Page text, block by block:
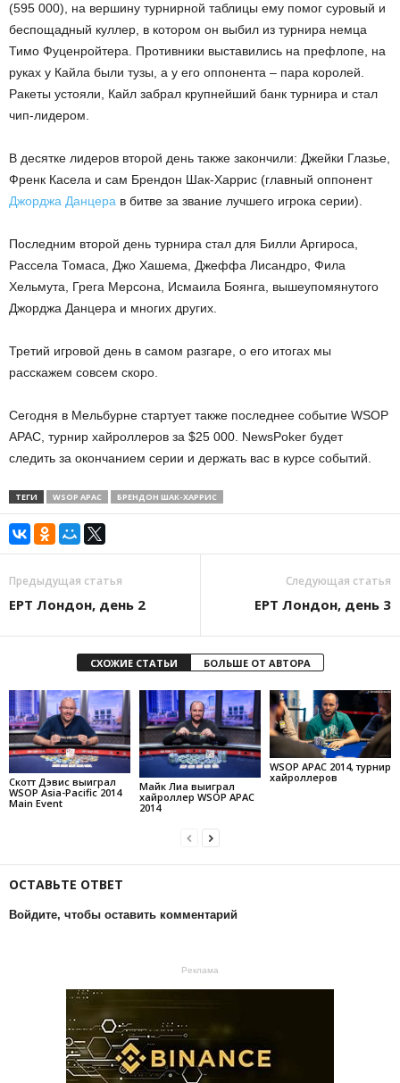
(595 000), на вершину турнирной таблицы ему помог суровый и
беспощадный куллер, в котором он выбил из турнира немца
Тимо Фуценройтера. Противники выставились на префлопе, на
руках у Кайла были тузы, а у его оппонента – пара королей.
Ракеты устояли, Кайл забрал крупнейший банк турнира и стал
чип-лидером.
В десятке лидеров второй день также закончили: Джейки Глазье,
Френк Касела и сам Брендон Шак-Харрис (главный оппонент
Джорджа Данцера в битве за звание лучшего игрока серии).
Последним второй день турнира стал для Билли Аргироса,
Рассела Томаса, Джо Хашема, Джеффа Лисандро, Фила
Хельмута, Грега Мерсона, Исмаила Боянга, вышеупомянутого
Джорджа Данцера и многих других.
Третий игровой день в самом разгаре, о его итогах мы
расскажем совсем скоро.
Сегодня в Мельбурне стартует также последнее событие WSOP
APAC, турнир хайроллеров за $25 000. NewsPoker будет
следить за окончанием серии и держать вас в курсе событий.
ТЕГИ WSOP APAC БРЕНДОН ШАК-ХАРРИС
Предыдущая статья
EPT Лондон, день 2
Следующая статья
EPT Лондон, день 3
СХОЖИЕ СТАТЬИ БОЛЬШЕ ОТ АВТОРА
Скотт Дэвис выиграл
WSOP Asia-Pacific 2014
Main Event
Майк Лиа выиграл
хайроллер WSOP APAC
2014
WSOP APAC 2014, турнир
хайроллеров
ОСТАВЬТЕ ОТВЕТ
Войдите, чтобы оставить комментарий
Реклама